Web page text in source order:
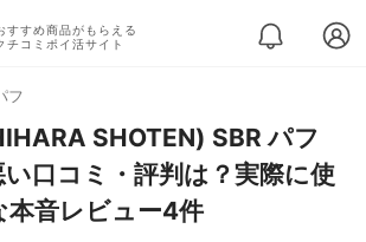
すすめ商品がもらえる
チコミポイ活サイト
フ
SHOTEN) SBR パフ
口コミ・評判は？実際に使
本音レビュー4件